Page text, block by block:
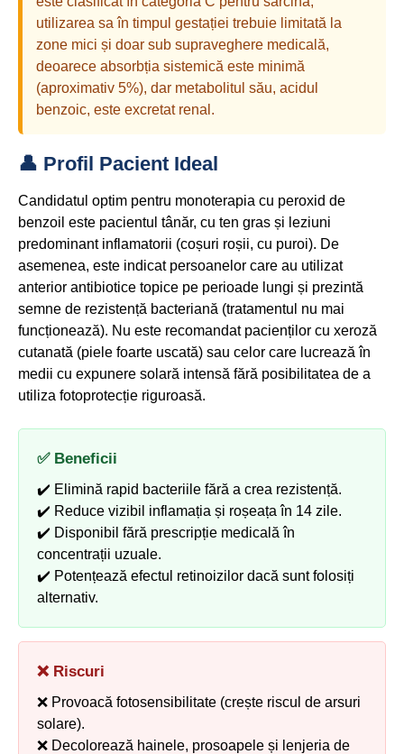
utilizarea sa în timpul gestației trebuie limitată la
zone mici și doar sub supraveghere medicală,
deoarece absorbția sistemică este minimă
(aproximativ 5%), dar metabolitul său, acidul
benzoic, este excretat renal.
👤 Profil Pacient Ideal
Candidatul optim pentru monoterapia cu peroxid de
benzoil este pacientul tânăr, cu ten gras și leziuni
predominant inflamatorii (coșuri roșii, cu puroi). De
asemenea, este indicat persoanelor care au utilizat
anterior antibiotice topice pe perioade lungi și prezintă
semne de rezistență bacteriană (tratamentul nu mai
funcționează). Nu este recomandat pacienților cu xeroză
cutanată (piele foarte uscată) sau celor care lucrează în
medii cu expunere solară intensă fără posibilitatea de a
utiliza fotoprotecție riguroasă.
✅ Beneficii
✔️ Elimină rapid bacteriile fără a crea rezistență.
✔️ Reduce vizibil inflamația și roșeața în 14 zile.
✔️ Disponibil fără prescripție medicală în
concentrații uzuale.
✔️ Potențează efectul retinoizilor dacă sunt folosiți
alternativ.
❌ Riscuri
❌ Provoacă fotosensibilitate (crește riscul de arsuri
solare).
❌ Decolorează hainele, prosoapele și lenjeria de